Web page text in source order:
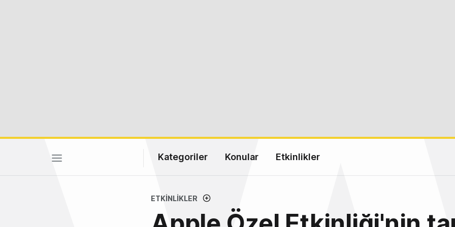
Kategoriler Konular Etkinlikler
ETKINLIKLER